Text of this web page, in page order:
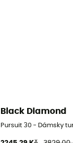
Black Diamond
Pursuit 30 - Dámsky